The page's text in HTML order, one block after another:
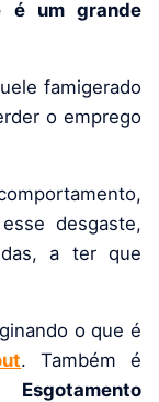
é um grande
famigerado
o emprego
desgaste,
a ter que
o que é
. Também é